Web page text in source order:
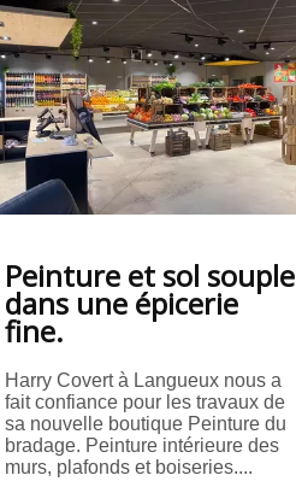
Peinture et sol souple
dans une épicerie
fine.
Harry Covert à Langueux nous a
fait confiance pour les travaux de
sa nouvelle boutique Peinture du
bradage. Peinture intérieure des
murs, plafonds et boiseries....